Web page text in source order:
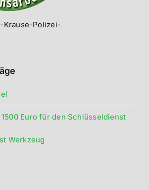
Krause-Polizei-
Euro für den Schlüsseldienst
Werkzeug